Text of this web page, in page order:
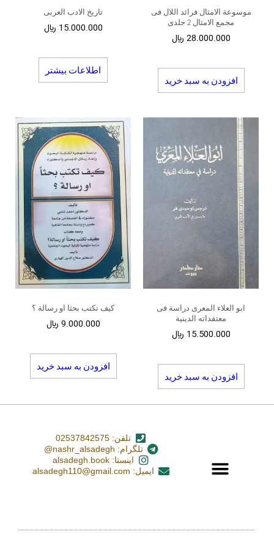
موسوعة الامثال فرائد اللال فی
مجمع الامثال 2 جلدی
28.000.000 ﷼
افزودن به سبد خرید
تاریخ الادب العربی
15.000.000 ﷼
اطلاعات بیشتر
ابو العلاء المعری دراسة فی
معتقداته الدینیة
15.500.000 ﷼
افزودن به سبد خرید
کیف تکتب بحثا او رسالة ؟
9.000.000 ﷼
افزودن به سبد خرید
تلفن: 02537842575
تلگرام: nashr_alsadegh@
اینستا: alsadegh.book
ایمیل: alsadegh110@gmail.com